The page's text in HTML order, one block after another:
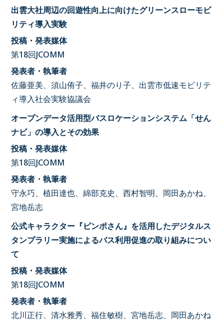
出雲大社周辺の回遊性向上に向けたグリーンスローモビ
リティ導入実験
投稿・発表媒体
第18回JCOMM
発表者・執筆者
佐藤亜美、須山侑子、福井のり子、出雲市低速モビリテ
ィ導入社会実験協議会
オープンデータ活用型バスロケーションシステム「せん
ナビ」の導入とその効果
投稿・発表媒体
第18回JCOMM
発表者・執筆者
守永巧、植田達也、綿部克史、西村智明、岡田あかね、
宮地岳志
公式キャラクター『ピンポさん』を活用したデジタルス
タンプラリー実施によるバス利用促進の取り組みについ
て
投稿・発表媒体
第18回JCOMM
発表者・執筆者
北川正行、清水雅秀、福住敏樹、宮地岳志、岡田あかね